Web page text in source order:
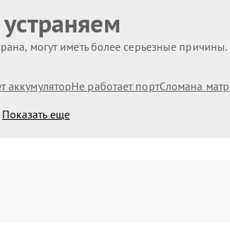
могут иметь более серьезные
аккумуляторНе работает портСломана
Показать еще